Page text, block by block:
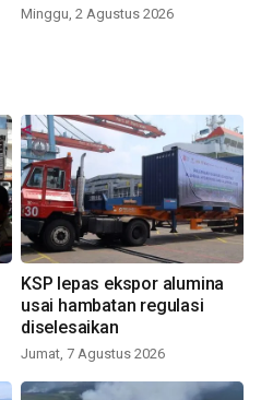
Minggu, 2 Agustus 2026
KSP lepas ekspor alumina
usai hambatan regulasi
diselesaikan
Jumat, 7 Agustus 2026